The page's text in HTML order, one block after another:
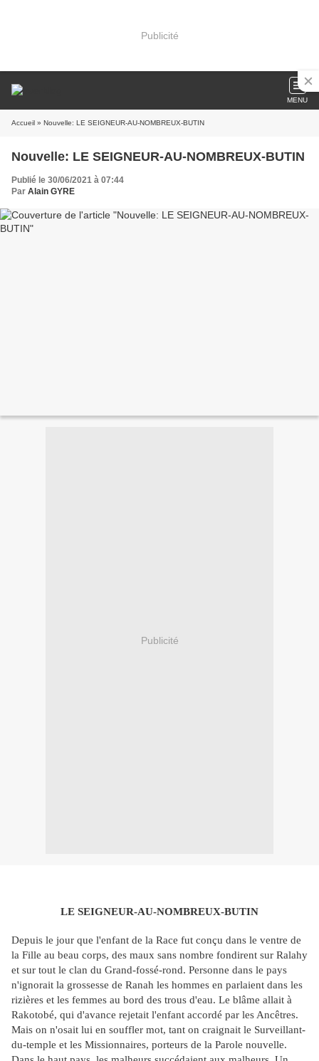
Publicité
MENU
Accueil » Nouvelle: LE SEIGNEUR-AU-NOMBREUX-BUTIN
Nouvelle: LE SEIGNEUR-AU-NOMBREUX-BUTIN
Publié le 30/06/2021 à 07:44
Par Alain GYRE
Publicité
LE SEIGNEUR-AU-NOMBREUX-BUTIN
Depuis le jour que l'enfant de la Race fut conçu dans le ventre de
la Fille au beau corps, des maux sans nombre fondirent sur Ralahy
et sur tout le clan du Grand-fossé-rond. Personne dans le pays
n'ignorait la grossesse de Ranah les hommes en parlaient dans les
rizières et les femmes au bord des trous d'eau. Le blâme allait à
Rakotobé, qui d'avance rejetait l'enfant accordé par les Ancêtres.
Mais on n'osait lui en souffler mot, tant on craignait le Surveillant-
du-temple et les Missionnaires, porteurs de la Parole nouvelle.